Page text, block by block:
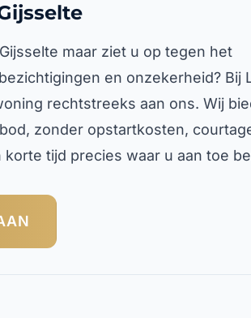
maar ziet u op tegen het
en onzekerheid? Bij
rechtstreeks aan ons. Wij
zonder opstartkosten,
tijd precies waar u aan toe